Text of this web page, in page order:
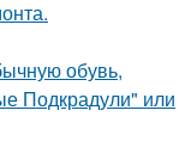
обувь,
Подкрадули" или